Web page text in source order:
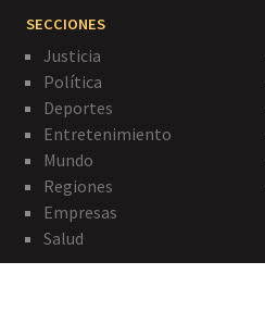
SECCIONES
Justicia
Política
Deportes
Entretenimiento
Mundo
Regiones
Empresas
Salud